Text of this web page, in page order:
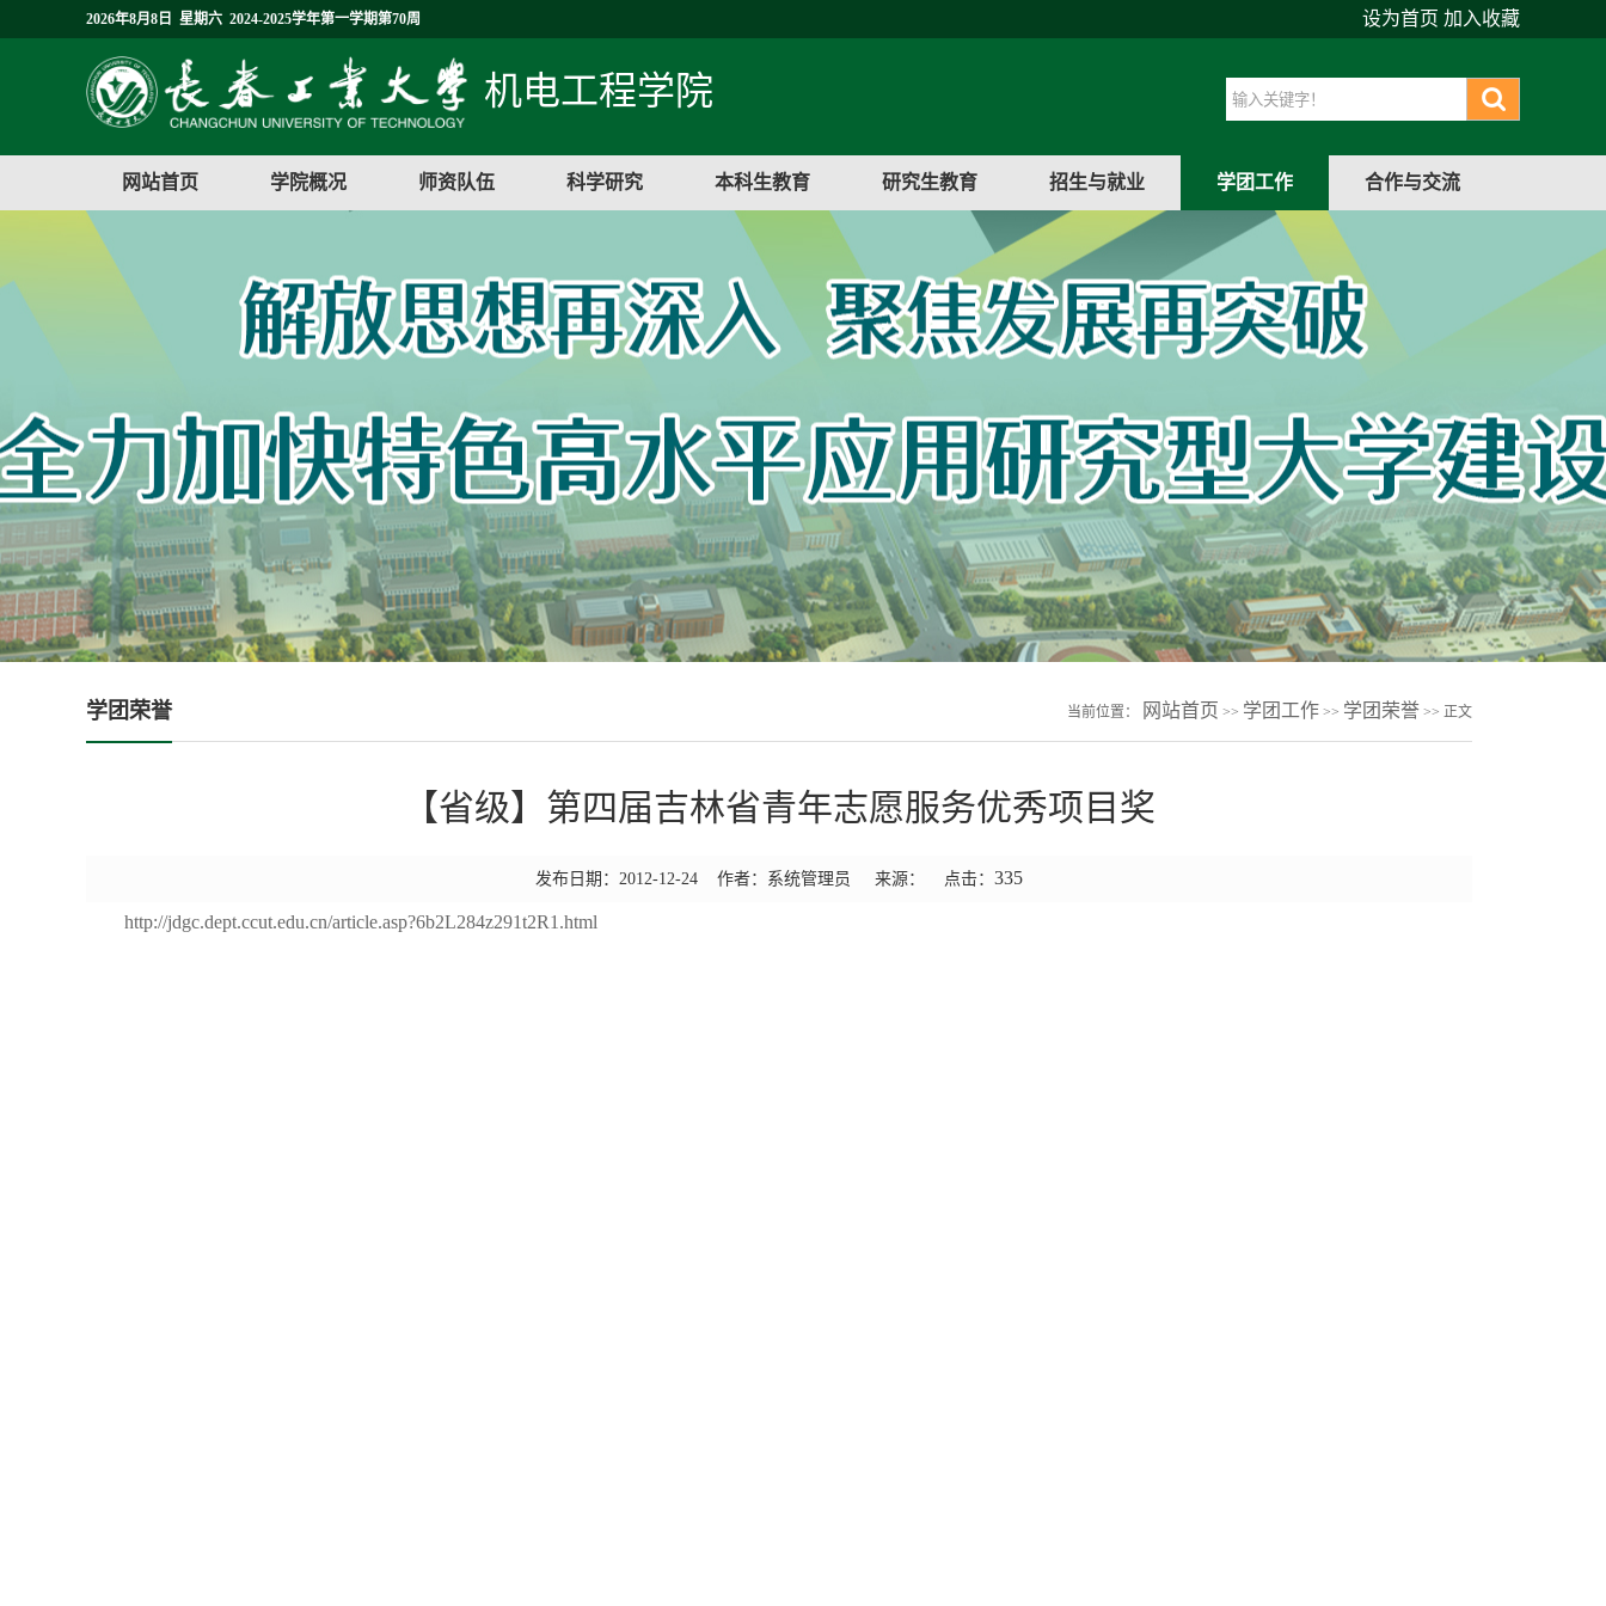
2026年8月8日 星期六 2024-2025学年第一学期第70周 设为首页 加入收藏
机电工程学院
网站首页 学院概况 师资队伍 科学研究 本科生教育 研究生教育 招生与就业 学团工作 合作与交流
学团荣誉 当前位置： 网站首页 >> 学团工作 >> 学团荣誉 >> 正文
【省级】第四届吉林省青年志愿服务优秀项目奖
发布日期：2012-12-24 作者：系统管理员 来源： 点击： 335
http://jdgc.dept.ccut.edu.cn/article.asp?6b2L284z291t2R1.html